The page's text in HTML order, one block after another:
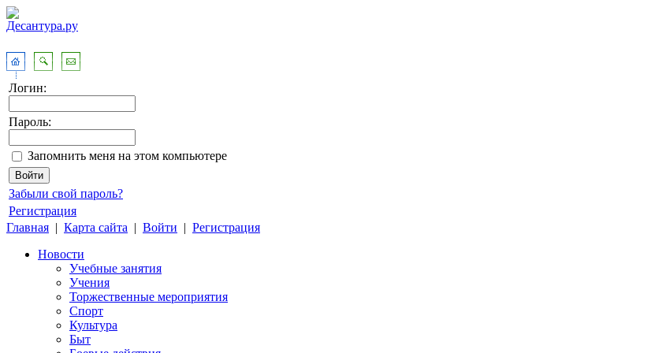
Логин:
Пароль:
Запомнить меня на этом компьютере
Забыли свой пароль?
Регистрация
Главная | Карта сайта | Войти | Регистрация
Новости
Учебные занятия
Учения
Торжественные мероприятия
Спорт
Культура
Быт